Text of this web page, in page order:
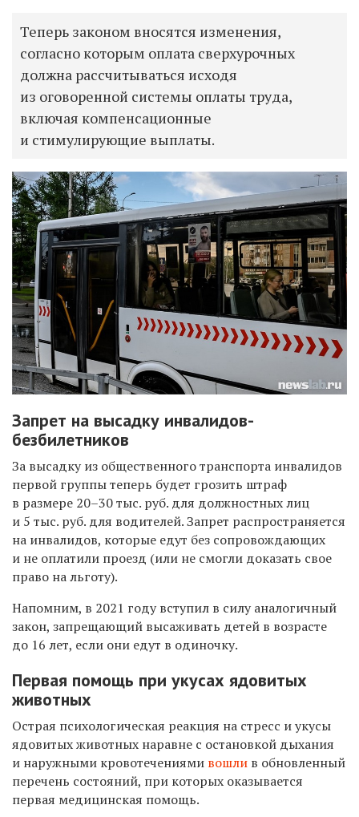
Теперь законом вносятся изменения,
согласно которым оплата сверхурочных
должна рассчитываться исходя
из оговоренной системы оплаты труда,
включая компенсационные
и стимулирующие выплаты.
Запрет на высадку инвалидов-
безбилетников
За высадку из общественного транспорта инвалидов
первой группы теперь будет грозить штраф
в размере 20–30 тыс. руб. для должностных лиц
и 5 тыс. руб. для водителей. Запрет распространяется
на инвалидов, которые едут без сопровождающих
и не оплатили проезд (или не смогли доказать свое
право на льготу).
Напомним, в 2021 году вступил в силу аналогичный
закон, запрещающий высаживать детей в возрасте
до 16 лет, если они едут в одиночку.
Первая помощь при укусах ядовитых
животных
Острая психологическая реакция на стресс и укусы
ядовитых животных наравне с остановкой дыхания
и наружными кровотечениями вошли в обновленный
перечень состояний, при которых оказывается
первая медицинская помощь.